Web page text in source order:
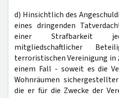
d) Hinsichtlich des
eines dringenden
einer Strafbarkeit
mitgliedschaftlicher
terroristischen Vereinigung in
einem Fall - soweit es die
Wohnräumen
die er für die Zwecke der